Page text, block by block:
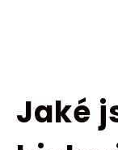
Jaké